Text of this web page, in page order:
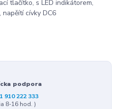
tlačítko, s LED indikátorem,
cívky DC6
podpora
910 222 333
8-16 hod. )